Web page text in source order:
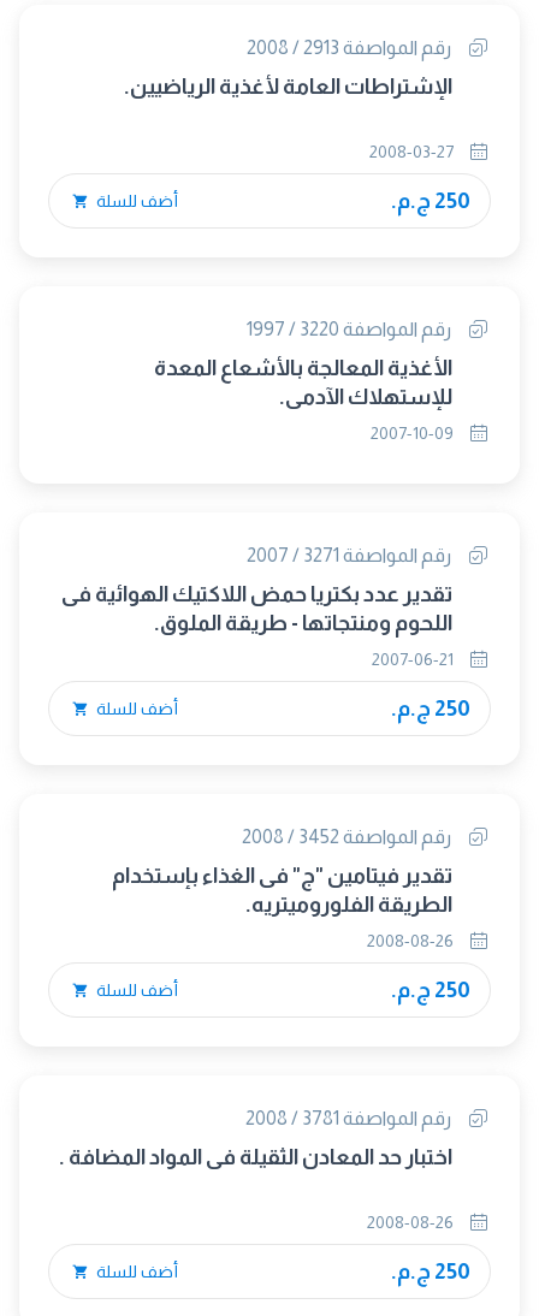
رقم المواصفة 2913 / 2008
الإشتراطات العامة لأغذية الرياضيين.
250 ج.م. أضف للسلة
رقم المواصفة 3220 / 1997
الأغذية المعالجة بالأشعاع المعدة
للإستهلاك الآدمى.
رقم المواصفة 3271 / 2007
تقدير عدد بكتريا حمض اللاكتيك الهوائية فى
اللحوم ومنتجاتها - طريقة الملوق.
250 ج.م. أضف للسلة
رقم المواصفة 3452 / 2008
تقدير فيتامين "ج" فى الغذاء بإستخدام
الطريقة الفلوروميتريه.
250 ج.م. أضف للسلة
رقم المواصفة 3781 / 2008
اختبار حد المعادن الثقيلة فى المواد المضافة .
250 ج.م. أضف للسلة